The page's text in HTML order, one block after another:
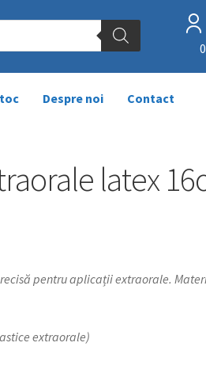
Despre noi Contact
latex
pentru aplicații extraorale.
extraorale)